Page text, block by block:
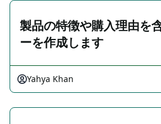
製品の特徴や購入理由を
ーを作成します
Yahya Khan